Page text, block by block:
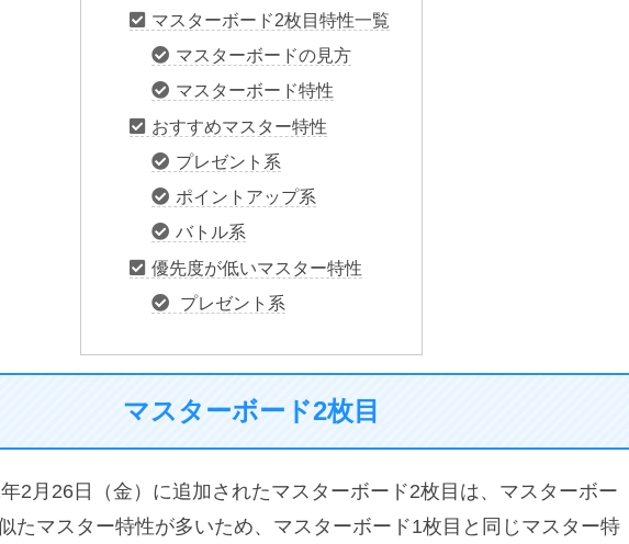
マスターボード2枚目特性一覧
マスターボードの見方
マスターボード特性
おすすめマスター特性
プレゼント系
ポイントアップ系
バトル系
優先度が低いマスター特性
プレゼント系
マスターボード2枚目
2月26日（金）に追加されたマスターボード2枚目は、マスターボー
たマスター特性が多いため、マスターボード1枚目と同じマスター特